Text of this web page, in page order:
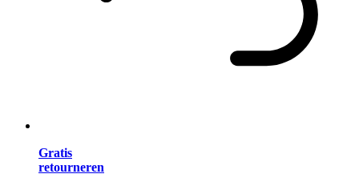
Gratis
retourneren